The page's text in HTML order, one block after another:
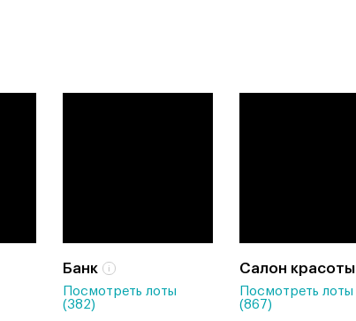
Банк
Посмотреть лоты
(382)
Салон красоты
Посмотреть лоты
(867)